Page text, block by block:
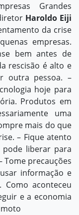
Grandes
Haroldo Eiji
da crise
empresas.
bem antes de
rescisão é alto e
outra pessoa. –
hoje para
Produtos em
uma
mais do que
– Fique atento
liberar para
Tome precauções
informação e
Como aconteceu
e a economia